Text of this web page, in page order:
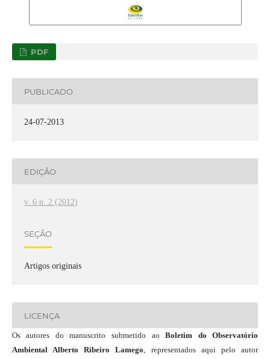
PDF
PUBLICADO
24-07-2013
EDIÇÃO
v. 6 n. 2 (2012)
SEÇÃO
Artigos originais
LICENÇA
Os autores do manuscrito submetido aoBoletim do Observatório
Ambiental Alberto Ribeiro Lamego, representados aqui pelo autor